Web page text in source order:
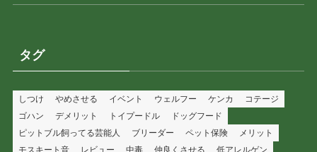
タグ
しつけ やめさせる イベント ウェルフー ケンカ
コテージ
ゴハン
デメリット トイプードル
ドッグフード
ピットブル飼ってる芸能人
ブリーダー ペット保険
メリット
モスキート音
レビュー 中毒 仲良くさせる 低アレルゲン